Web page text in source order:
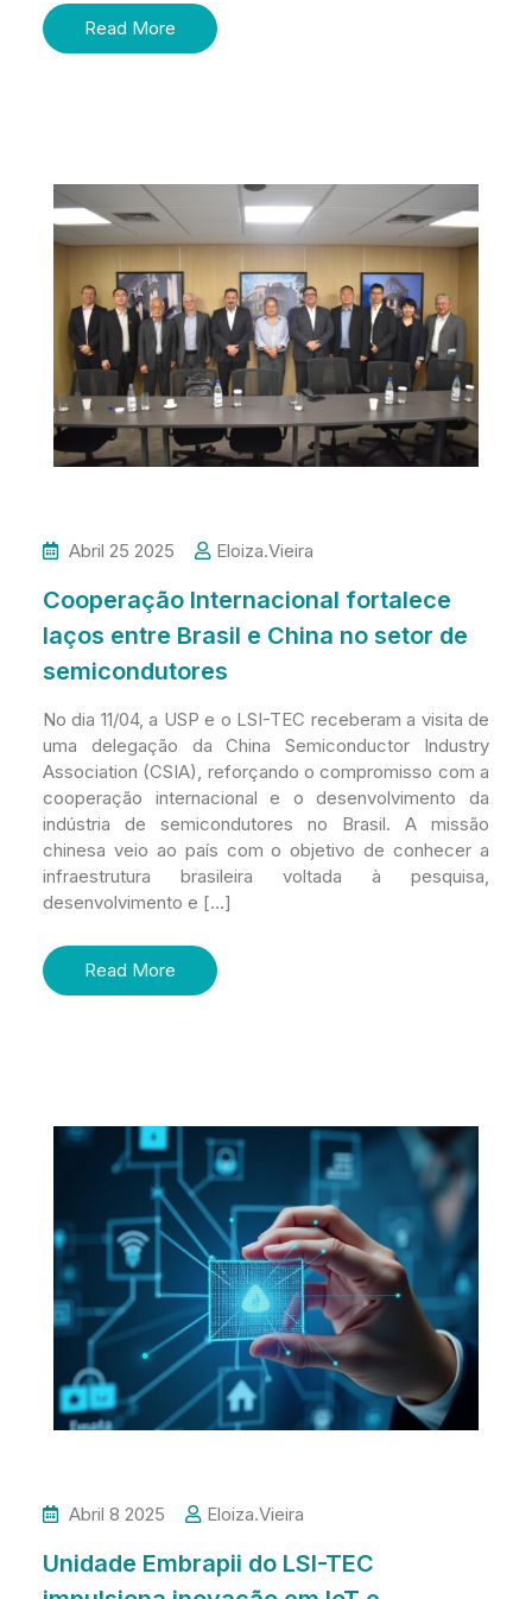
Read More
Abril 25 2025 Eloiza.vieira
Cooperação Internacional fortalece
laços entre Brasil e China no setor de
semicondutores
No dia 11/04, a USP e o LSI-TEC receberam a visita de
uma delegação da China Semiconductor Industry
Association (CSIA), reforçando o compromisso com a
cooperação internacional e o desenvolvimento da
indústria de semicondutores no Brasil. A missão
chinesa veio ao país com o objetivo de conhecer a
infraestrutura brasileira voltada à pesquisa,
desenvolvimento e […]
Read More
Abril 8 2025 Eloiza.vieira
Unidade Embrapii do LSI-TEC